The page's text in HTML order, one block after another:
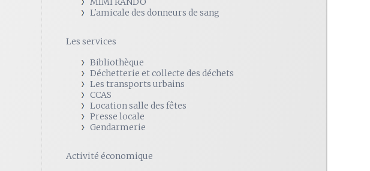
L'amicale des donneurs de sang
Les services
Bibliothèque
Déchetterie et collecte des déchets
Les transports urbains
CCAS
Location salle des fêtes
Presse locale
Gendarmerie
Activité économique